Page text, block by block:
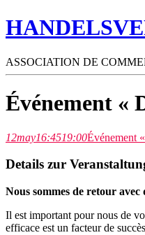
ASSOCIATION DE
Événement «
12may16:4519:00Événement
Details zur
Nous sommes de retour avec
Il est important pour nous de
efficace est un facteur de